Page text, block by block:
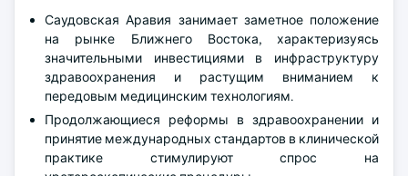
Саудовская Аравия занимает заметное положение
на рынке Ближнего Востока, характеризуясь
значительными инвестициями в инфраструктуру
здравоохранения и растущим вниманием к
передовым медицинским технологиям.
Продолжающиеся реформы в здравоохранении и
принятие международных стандартов в клинической
практике стимулируют спрос на